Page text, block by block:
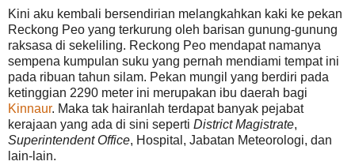
Kini aku kembali bersendirian melangkahkan kaki ke pekan
Reckong Peo yang terkurung oleh barisan gunung-gunung
raksasa di sekeliling. Reckong Peo mendapat namanya
sempena kumpulan suku yang pernah mendiami tempat ini
pada ribuan tahun silam. Pekan mungil yang berdiri pada
ketinggian 2290 meter ini merupakan ibu daerah bagi
Kinnaur. Maka tak hairanlah terdapat banyak pejabat
kerajaan yang ada di sini seperti District Magistrate,
Superintendent Office, Hospital, Jabatan Meteorologi, dan
lain-lain.